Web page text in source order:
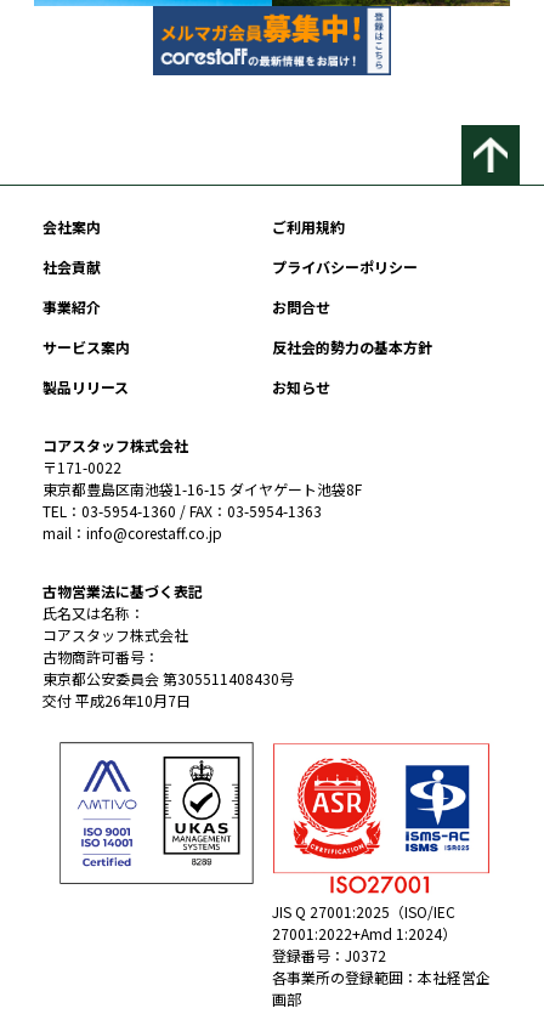
会社案内
ご利用規約
社会貢献
プライバシーポリシー
事業紹介
お問合せ
サービス案内
反社会的勢力の基本方針
製品リリース
お知らせ
コアスタッフ株式会社
〒171-0022
東京都豊島区南池袋1-16-15 ダイヤゲート池袋8F
TEL：03-5954-1360 / FAX：03-5954-1363
mail：info@corestaff.co.jp
古物営業法に基づく表記
氏名又は名称：
コアスタッフ株式会社
古物商許可番号：
東京都公安委員会 第305511408430号
交付 平成26年10月7日
JIS Q 27001:2025（ISO/IEC
27001:2022+Amd 1:2024）
登録番号：J0372
各事業所の登録範囲：本社経営企
画部